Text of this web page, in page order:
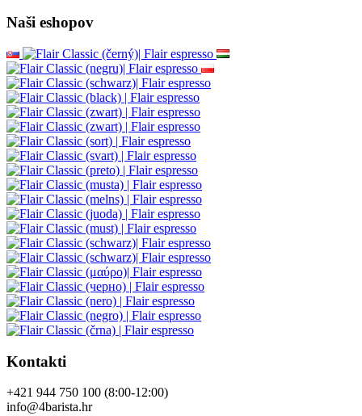
Naši eshopov
Kontakti
+421 944 750 100 (8:00-12:00)
info@4barista.hr